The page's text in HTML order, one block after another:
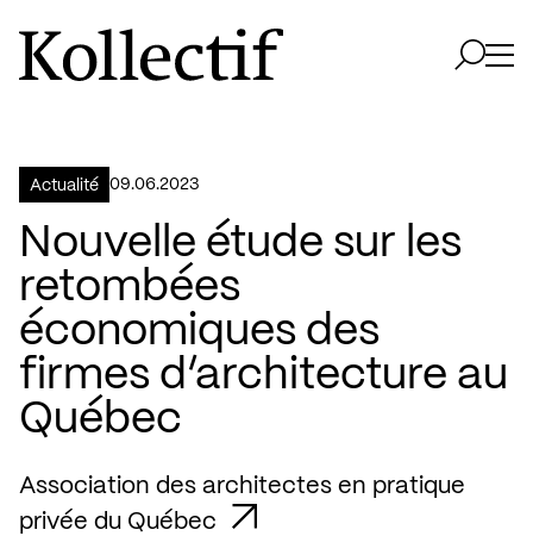
Aller à la page d'accueil
Logo Kollectif
Actualité 09.06.2023
Nouvelle étude sur les
retombées
économiques des
firmes d’architecture au
Québec
Association des architectes en pratique
privée du Québec